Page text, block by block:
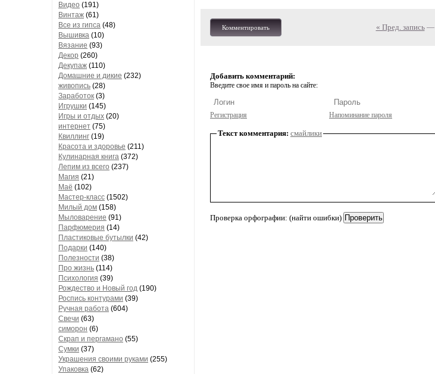
Видео (191)
Винтаж (61)
Все из гипса (48)
Вышивка (10)
Вязание (93)
Декор (260)
Декупаж (110)
Домашние и дикие (232)
живопись (28)
Заработок (3)
Игрушки (145)
Игры и отдых (20)
интернет (75)
Квиллинг (19)
Красота и здоровье (211)
Кулинарная книга (372)
Лепим из всего (237)
Магия (21)
Маё (102)
Мастер-класс (1502)
Милый дом (158)
Мыловарение (91)
Парфюмерия (14)
Пластиковые бутылки (42)
Подарки (140)
Полезности (38)
Про жизнь (114)
Психология (39)
Рождество и Новый год (190)
Роспись контурами (39)
Ручная работа (604)
Свечи (63)
симорон (6)
Скрап и пергамано (55)
Сумки (37)
Украшения своими руками (255)
Упаковка (62)
Комментировать « Пред. запись—
Добавить комментарий:
Введите свое имя и пароль на сайте:
Регистрация Напоминание пароля
Текст комментария: смайлики
Проверка орфографии: (найти ошибки)